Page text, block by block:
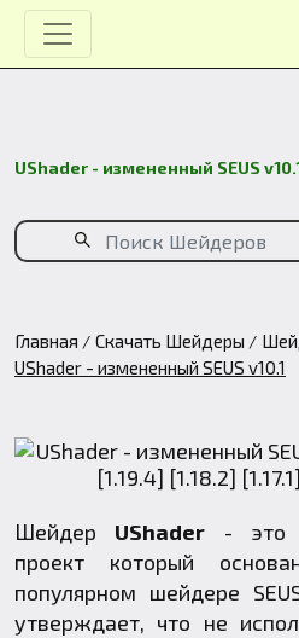
UShader - измененный SEUS
Главная Скачать Шейдеры
UShader - измененный SEUS v10.1
Шейдер UShader - это
проект который
популярном шейдере
утверждает, что не